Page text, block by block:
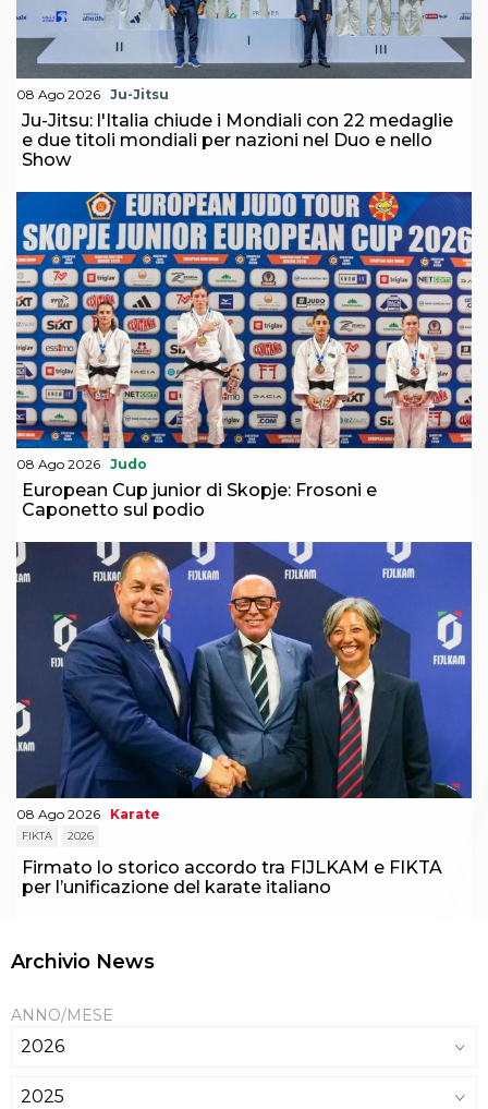
08 Ago 2026 Ju-Jitsu
Ju-Jitsu: l'Italia chiude i Mondiali con 22 medaglie
e due titoli mondiali per nazioni nel Duo e nello
Show
08 Ago 2026 Judo
European Cup junior di Skopje: Frosoni e
Caponetto sul podio
08 Ago 2026 Karate
FIKTA 2026
Firmato lo storico accordo tra FIJLKAM e FIKTA
per l’unificazione del karate italiano
Archivio News
ANNO/MESE
2026
2025